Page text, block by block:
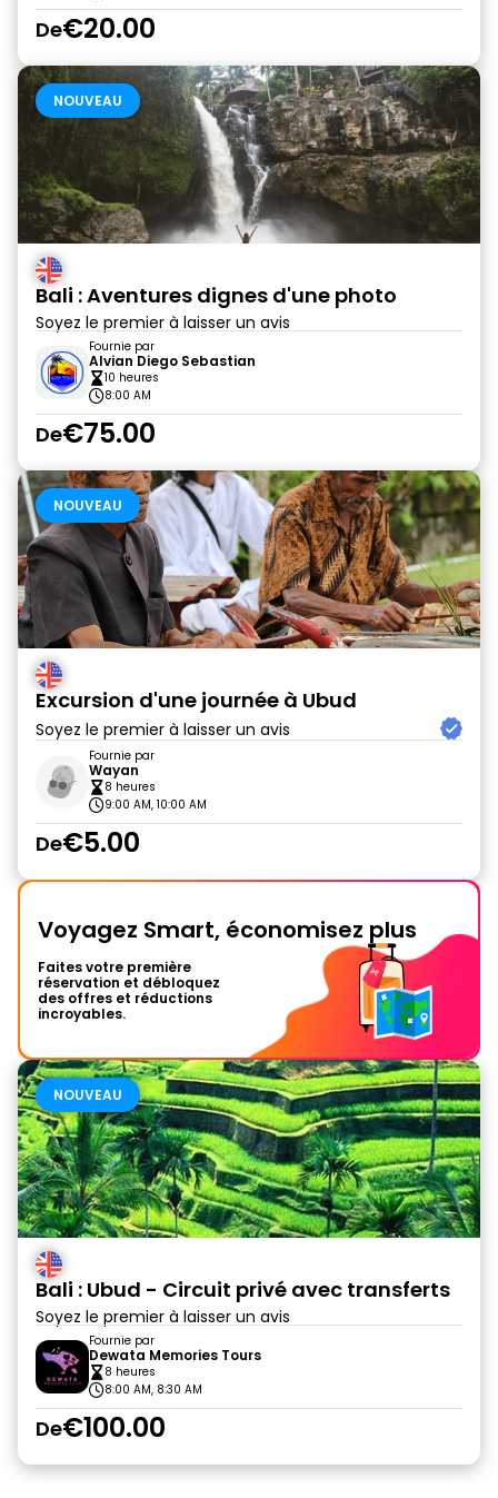
De€20.00
NOUVEAU
Bali : Aventures dignes d'une photo
Soyez le premier à laisser un avis
Fournie par
Alvian Diego Sebastian
10 heures
8:00 AM
De€75.00
NOUVEAU
Excursion d'une journée à Ubud
Soyez le premier à laisser un avis
Fournie par
Wayan
8 heures
9:00 AM, 10:00 AM
De€5.00
Voyagez Smart, économisez plus
Faites votre première
réservation et débloquez
des offres et réductions
incroyables.
NOUVEAU
Bali : Ubud - Circuit privé avec transferts
Soyez le premier à laisser un avis
Fournie par
Dewata Memories Tours
8 heures
8:00 AM, 8:30 AM
De€100.00